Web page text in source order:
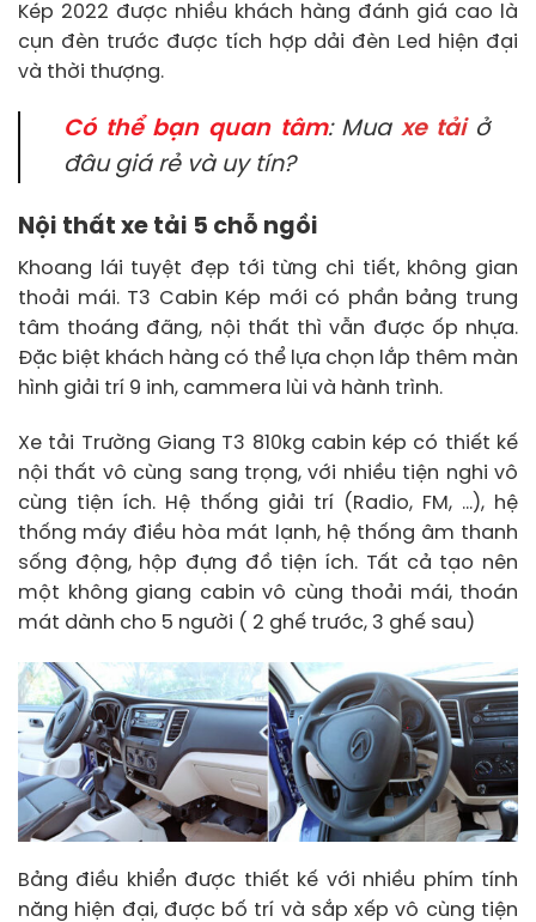
Kép 2022 được nhiều khách hàng đánh giá cao là
cụn đèn trước được tích hợp dải đèn Led hiện đại
và thời thượng.
Có thể bạn quan tâm: Mua xe tảiở
đâu giá rẻ và uy tín?
Nội thất xe tải 5 chỗ ngồi
Khoang lái tuyệt đẹp tới từng chi tiết, không gian
thoải mái. T3 Cabin Kép mới có phần bảng trung
tâm thoáng đãng, nội thất thì vẫn được ốp nhựa.
Đặc biệt khách hàng có thể lựa chọn lắp thêm màn
hình giải trí 9 inh, cammera lùi và hành trình.
Xe tải Trường Giang T3 810kg cabin kép có thiết kế
nội thất vô cùng sang trọng, với nhiều tiện nghi vô
cùng tiện ích. Hệ thống giải trí (Radio, FM, …), hệ
thống máy điều hòa mát lạnh, hệ thống âm thanh
sống động, hộp đựng đồ tiện ích. Tất cả tạo nên
một không giang cabin vô cùng thoải mái, thoán
mát dành cho 5 người ( 2 ghế trước, 3 ghế sau)
Bảng điều khiển được thiết kế với nhiều phím tính
năng hiện đại, được bố trí và sắp xếp vô cùng tiện